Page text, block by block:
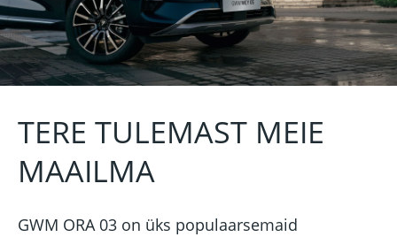
TERE TULEMAST MEIE
MAAILMA
GWM ORA 03 on üks populaarsemaid